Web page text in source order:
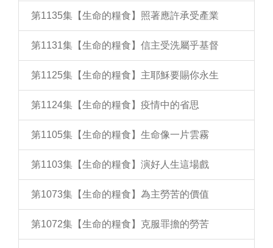
第1135集【生命的糧食】照著應許承受產業
第1131集【生命的糧食】信主受洗屬乎基督
第1125集【生命的糧食】主耶穌要賜你永生
第1124集【生命的糧食】疫情中的省思
第1105集【生命的糧食】生命像一片雲霧
第1103集【生命的糧食】演好人生這場戲
第1073集【生命的糧食】為主勞苦的價值
第1072集【生命的糧食】克服罪擔的勞苦